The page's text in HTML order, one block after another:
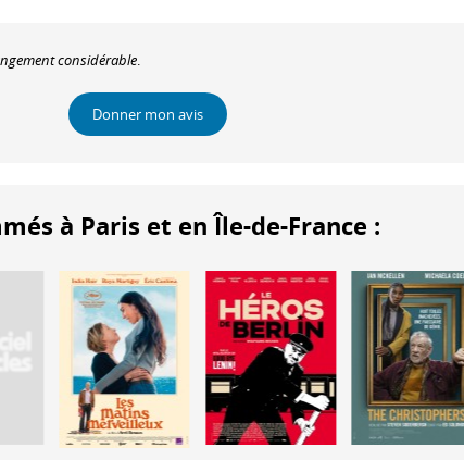
considérable.
Donner mon avis
à Paris et en Île-de-France :